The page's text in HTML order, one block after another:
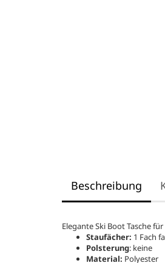
Beschreibung
Elegante Ski Boot Tasche
Staufächer: 1 Fach
Polsterung: keine
Material: Polyester